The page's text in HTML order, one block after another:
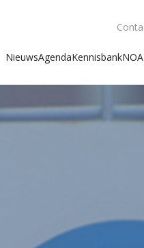
NieuwsAgendaKennisbank